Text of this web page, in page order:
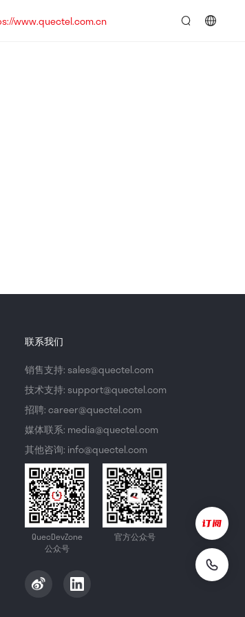
www.quectel.com.cn
联系我们
销售支持: sales@quectel.com
技术支持: support@quectel.com
招聘: career@quectel.com
媒体联系: media@quectel.com
其他咨询: info@quectel.com
QuecDevZone
公众号
官方公众号